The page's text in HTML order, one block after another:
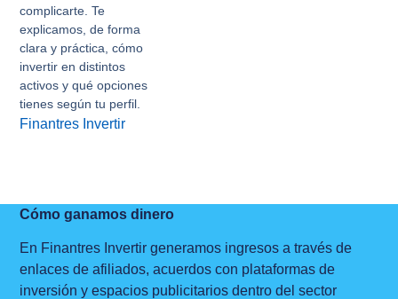
complicarte. Te
explicamos, de forma
clara y práctica, cómo
invertir en distintos
activos y qué opciones
tienes según tu perfil.
Finantres Invertir
Cómo ganamos dinero
En Finantres Invertir generamos ingresos a través de
enlaces de afiliados, acuerdos con plataformas de
inversión y espacios publicitarios dentro del sector